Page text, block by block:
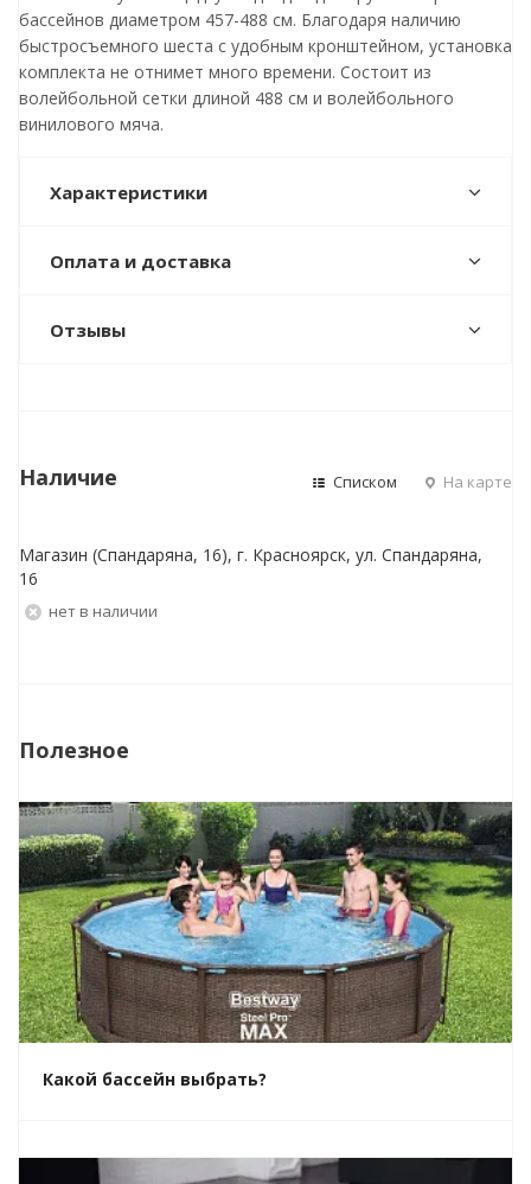
бассейнов диаметром 457-488 см. Благодаря наличию
быстросъемного шеста с удобным кронштейном, установка
комплекта не отнимет много времени. Состоит из
волейбольной сетки длиной 488 см и волейбольного
винилового мяча.
Характеристики
Оплата и доставка
Отзывы
Наличие Списком На карте
Магазин (Спандаряна, 16), г. Красноярск, ул. Спандаряна,
16
Нет в наличии
Полезное
Какой бассейн выбрать?